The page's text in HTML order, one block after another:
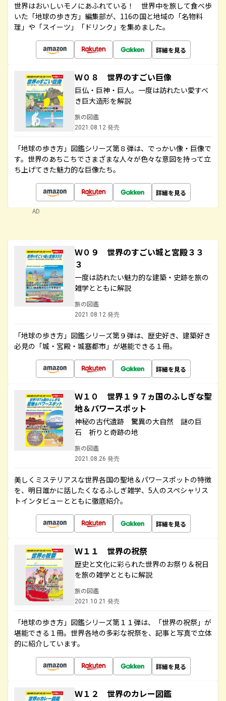
世界はおいしいモノにあふれている！ 世界中を旅して食べ歩
いた「地球の歩き方」編集部が、116の国と地域の「名物料
理」や「スイーツ」「ドリンク」を集めました。
詳細を見る
Ｗ０８ 世界のすごい巨像
巨仏・巨神・巨人。一度は訪れたい愛すべ
き巨大造形を解説
旅の図鑑
2021.08.12 発売
「地球の歩き方」図鑑シリーズ第８弾は、でっかい像・巨像で
す。世界のあちこちでさまざまな人々が色々な意図を持って立
ち上げてきた魅力的な巨像たち。
詳細を見る
AD
Ｗ０９ 世界のすごい城と宮殿３３
３
一度は訪れたい魅力的な建築・史跡を旅の
雑学とともに解説
旅の図鑑
2021.08.12 発売
「地球の歩き方」図鑑シリーズ第９弾は、歴史好き、建築好き
必見の「城・宮殿・城塞都市」が堪能できる１冊。
詳細を見る
Ｗ１０ 世界１９７ヵ国のふしぎな聖
地＆パワースポット
神秘の古代遺跡 驚異の大自然 謎の巨
石 祈りと奇跡の地
旅の図鑑
2021.08.26 発売
美しくミステリアスな世界各国の聖地＆パワースポットの特徴
を、明日誰かに話したくなるふしぎ雑学、5人のスペシャリス
トインタビューとともに徹底紹介。
詳細を見る
Ｗ１１ 世界の祝祭
歴史と文化に彩られた世界のお祭り＆祝日
を旅の雑学とともに解説
旅の図鑑
2021.10.21 発売
「地球の歩き方」図鑑シリーズ第１１弾は、「世界の祝祭」が
堪能できる１冊。世界各地の多彩な祝祭を、記事と写真で立体
的に紹介しています。
詳細を見る
Ｗ１２ 世界のカレー図鑑